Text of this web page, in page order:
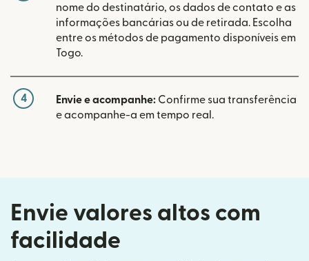
nome do destinatário, os dados de contato e as
informações bancárias ou de retirada. Escolha
entre os métodos de pagamento disponíveis em
Togo.
4 Envie e acompanhe: Confirme sua transferência
e acompanhe-a em tempo real.
Envie valores altos com
facilidade